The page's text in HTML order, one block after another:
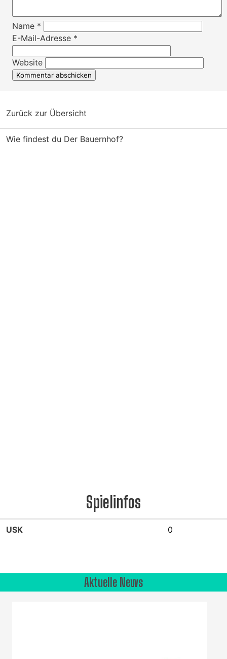
Name *
E-Mail-Adresse *
Website
Zurück zur Übersicht
Wie findest du Der Bauernhof?
Spielinfos
USK 0
Aktuelle News